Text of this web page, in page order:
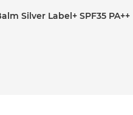
Silver Label+ SPF35 PA++